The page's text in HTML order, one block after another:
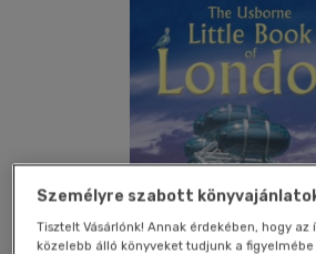
Személyre szabott
Tisztelt Vásárlónk! Annak érdekében, hogy az
közelebb álló könyveket tudjunk a